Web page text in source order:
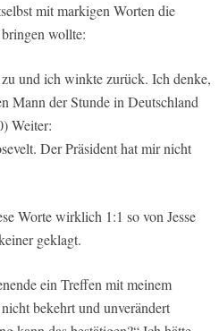
mit markigen Worten die
wollte:
und ich winkte zurück. Ich denke,
Mann der Stunde in Deutschland
Weiter:
Der Präsident hat mir nicht
Worte wirklich 1:1 so von Jesse
geklagt.
ein Treffen mit meinem
bekehrt und unverändert